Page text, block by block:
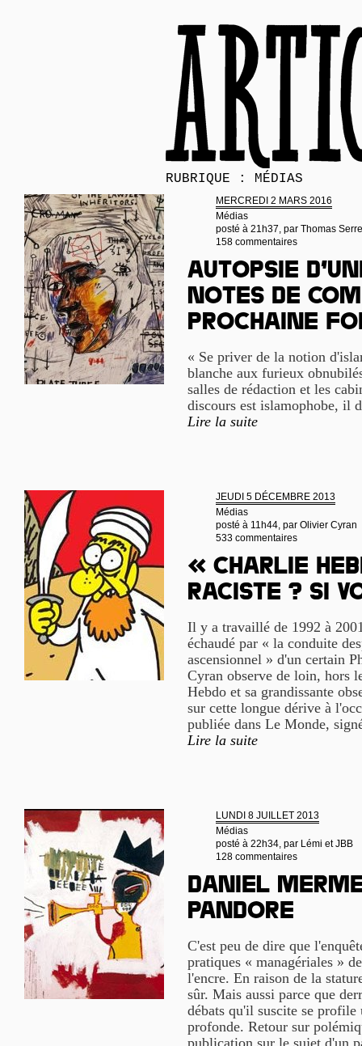
RUBRIQUE : MÉDIAS
MERCREDI 2 MARS 2016
Médias
posté à 21h37, par Thomas
158 commentaires
Autopsie
notes de
prochaine
« Se priver de la notion
blanche aux furieux
salles de rédaction et les
discours est islamophobe, il
Lire la suite
JEUDI 5 DÉCEMBRE 2013
Médias
posté à 11h44, par Olivier Cyran
533 commentaires
« Charlie
raciste ? Si
Il y a travaillé de 1992 à
échaudé par « la conduite
ascensionnel » d'un certain
Cyran observe de loin, hors
Hebdo et sa grandissante
sur cette longue dérive à
publiée dans Le Monde,
Lire la suite
LUNDI 8 JUILLET 2013
Médias
posté à 22h34, par Lémi et JBB
128 commentaires
Daniel
Pandore
C'est peu de dire que
pratiques « managériales »
l'encre. En raison de la
sûr. Mais aussi parce que
débats qu'il suscite se
profonde. Retour sur
publication sur le sujet d'un